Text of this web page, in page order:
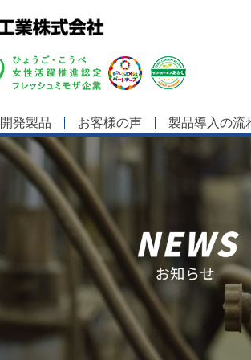
開発製品 お客様の声 製品導入の流